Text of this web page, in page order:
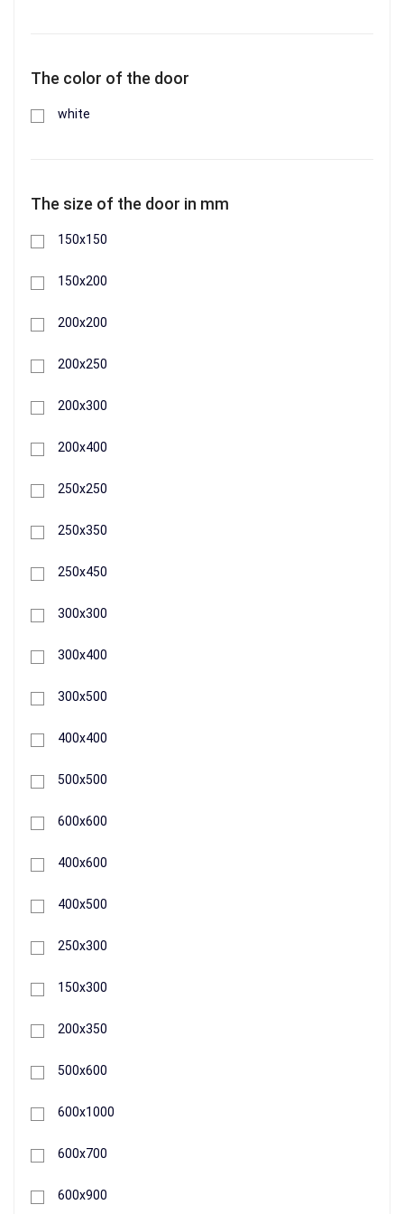
330 грн.
+
Buy
305 грн.
+
Buy
348 грн.
+
Buy
The color of the door
white
The size of the door in mm
150х150
150х200
200х200
200х250
200х300
200х400
250х250
250х350
250х450
300х300
300х400
300х500
400х400
500х500
600х600
400х600
400х500
250x300
150x300
200х350
500х600
600х1000
600х700
600х900